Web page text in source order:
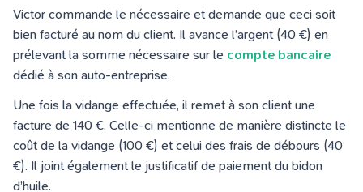
Victor commande le nécessaire et demande que ceci soit
bien facturé au nom du client. Il avance l’argent (40 €) en
prélevant la somme nécessaire sur le compte bancaire
dédié à son auto-entreprise.
Une fois la vidange effectuée, il remet à son client une
facture de 140 €. Celle-ci mentionne de manière distincte le
coût de la vidange (100 €) et celui des frais de débours (40
€). Il joint également le justificatif de paiement du bidon
d’huile.